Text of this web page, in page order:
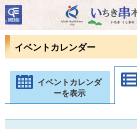
いちき串木野市
検
索・
共通
ューイベントカレンダー
イベントカレンダ
ーを表示